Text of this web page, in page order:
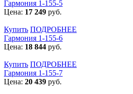
Гармония 1-155-5
Цена: 17 249 руб.
Купить ПОДРОБНЕЕ
Гармония 1-155-6
Цена: 18 844 руб.
Купить ПОДРОБНЕЕ
Гармония 1-155-7
Цена: 20 439 руб.